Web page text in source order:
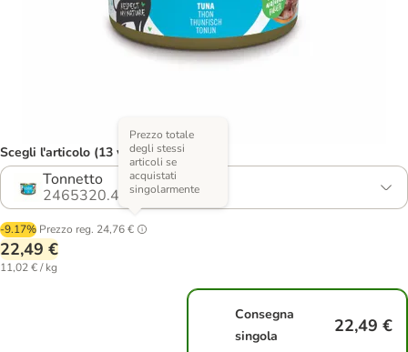
Scegli l'articolo (13 varianti)
Tonnetto
2465320.4
-9.17% Prezzo reg. 24,76 €
Prezzo totale
degli stessi
articoli se
acquistati
singolarmente
22,49 €
11,02 € / kg
Consegna
singola
22,49 €